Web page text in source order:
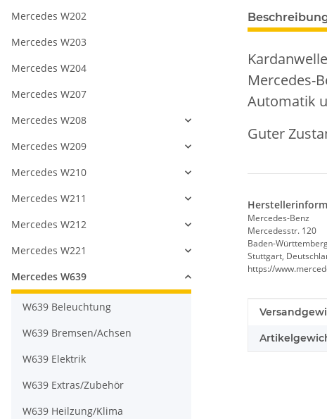
Mercedes-
Automatik
Guter
Mercedes-Benz
Mercedesstr. 120
Baden-
Stuttgart,
https://
Wert
Mercedes W202
Mercedes W203
Mercedes W204
Mercedes W207
Mercedes W208
Mercedes W209
Mercedes W210
Mercedes W211
Mercedes W212
Mercedes W221
Mercedes W639
W639 Beleuchtung
W639 Bremsen/Achsen
W639 Elektrik
W639 Extras/Zubehör
W639 Heilzung/Klima